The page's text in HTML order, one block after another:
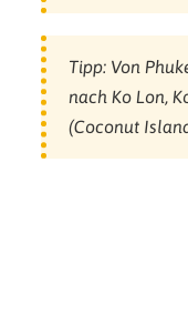
Tipp: Von
nach Ko Lon,
(Coconut